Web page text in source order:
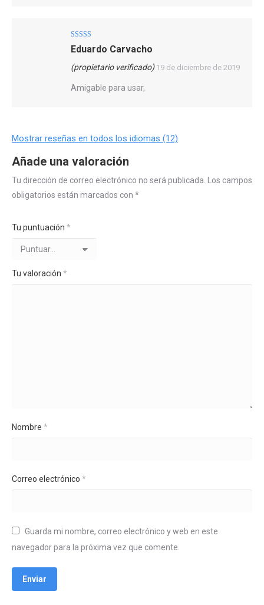
Valorado con
5de 5
Eduardo Carvacho
(propietario verificado) 19 de diciembre de 2019
Amigable para usar,
Mostrar reseñas en todos los idiomas (12)
Añade una valoración
Tu dirección de correo electrónico no será publicada.
Los campos
obligatorios están marcados con *
Tu puntuación *
Tu valoración *
Nombre *
Correo electrónico *
Guarda mi nombre, correo electrónico y web en este
navegador para la próxima vez que comente.